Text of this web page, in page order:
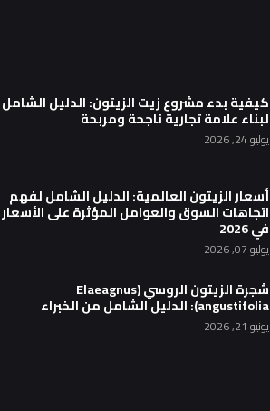
كيفية بدء مشروع زيت الزيتون: الدليل الشامل
لبناء علامة تجارية ناجحة ومربحة
يوليو 24, 2026
أسعار الزيتون العالمية: الدليل الشامل لفهم
اتجاهات السوق والعوامل المؤثرة على الأسعار
في 2026
يوليو 07, 2026
شجرة الزيتون الروسي (Elaeagnus
angustifolia): الدليل الشامل من الخبراء
يونيو 21, 2026